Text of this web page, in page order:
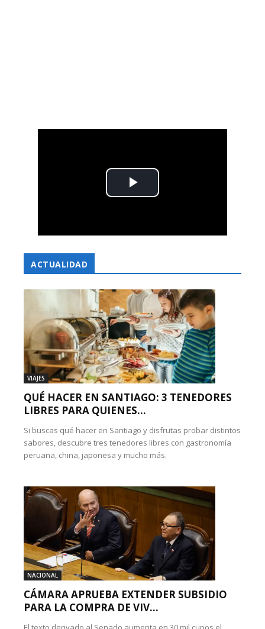
ACTUALIDAD
VIAJES
QUÉ HACER EN SANTIAGO: 3 TENEDORES
LIBRES PARA QUIENES...
Si buscas qué hacer en Santiago y disfrutas probar distintos
sabores, descubre tres tenedores libres con gastronomía
peruana, china, japonesa y mucho más.
NACIONAL
CÁMARA APRUEBA EXTENDER SUBSIDIO
PARA LA COMPRA DE VIV...